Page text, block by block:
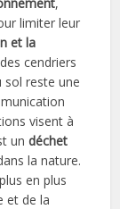
limiter leur
et la
cendriers
reste une
visent à
undéchet
la nature.
en plus
et de la